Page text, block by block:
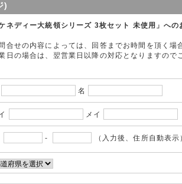
)
ケネディー大統領シリーズ 3枚セット 未使用」への
合せの内容によっては、回答までお時間を頂く場
日の場合は、翌営業日以降の対応となりますので
名
メイ
- （入力後、住所自動表示